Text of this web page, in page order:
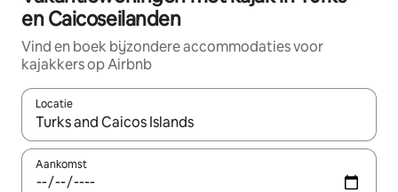
en Caicoseilanden
Vind en boek bijzondere accommodaties voor
kajakkers op Airbnb
Locatie
Wanneer er resultaten beschikbaar zijn, maak je een keuze
Aankomst